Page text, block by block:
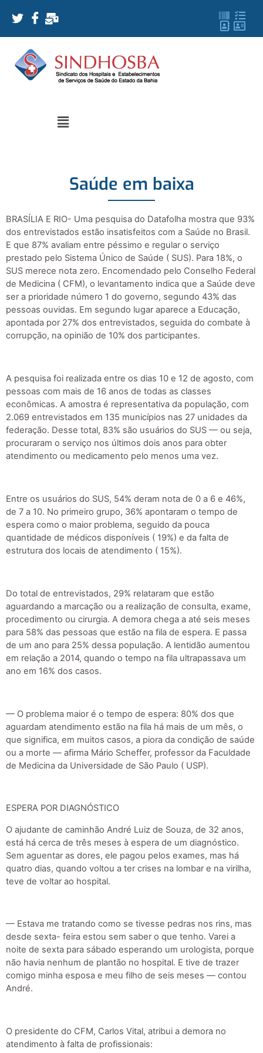
Saúde em baixa
BRASÍLIA E RIO- Uma pesquisa do Datafolha mostra que 93%
dos entrevistados estão insatisfeitos com a Saúde no Brasil.
E que 87% avaliam entre péssimo e regular o serviço
prestado pelo Sistema Único de Saúde ( SUS). Para 18%, o
SUS merece nota zero. Encomendado pelo Conselho Federal
de Medicina ( CFM), o levantamento indica que a Saúde deve
ser a prioridade número 1 do governo, segundo 43% das
pessoas ouvidas. Em segundo lugar aparece a Educação,
apontada por 27% dos entrevistados, seguida do combate à
corrupção, na opinião de 10% dos participantes.
A pesquisa foi realizada entre os dias 10 e 12 de agosto, com
pessoas com mais de 16 anos de todas as classes
econômicas. A amostra é representativa da população, com
2.069 entrevistados em 135 municípios nas 27 unidades da
federação. Desse total, 83% são usuários do SUS — ou seja,
procuraram o serviço nos últimos dois anos para obter
atendimento ou medicamento pelo menos uma vez.
Entre os usuários do SUS, 54% deram nota de 0 a 6 e 46%,
de 7 a 10. No primeiro grupo, 36% apontaram o tempo de
espera como o maior problema, seguido da pouca
quantidade de médicos disponíveis ( 19%) e da falta de
estrutura dos locais de atendimento ( 15%).
Do total de entrevistados, 29% relataram que estão
aguardando a marcação ou a realização de consulta, exame,
procedimento ou cirurgia. A demora chega a até seis meses
para 58% das pessoas que estão na fila de espera. E passa
de um ano para 25% dessa população. A lentidão aumentou
em relação a 2014, quando o tempo na fila ultrapassava um
ano em 16% dos casos.
— O problema maior é o tempo de espera: 80% dos que
aguardam atendimento estão na fila há mais de um mês, o
que significa, em muitos casos, a piora da condição de saúde
ou a morte — afirma Mário Scheffer, professor da Faculdade
de Medicina da Universidade de São Paulo ( USP).
ESPERA POR DIAGNÓSTICO
O ajudante de caminhão André Luiz de Souza, de 32 anos,
está há cerca de três meses à espera de um diagnóstico.
Sem aguentar as dores, ele pagou pelos exames, mas há
quatro dias, quando voltou a ter crises na lombar e na virilha,
teve de voltar ao hospital.
— Estava me tratando como se tivesse pedras nos rins, mas
desde sexta- feira estou sem saber o que tenho. Varei a
noite de sexta para sábado esperando um urologista, porque
não havia nenhum de plantão no hospital. E tive de trazer
comigo minha esposa e meu filho de seis meses — contou
André.
O presidente do CFM, Carlos Vital, atribui a demora no
atendimento à falta de profissionais: